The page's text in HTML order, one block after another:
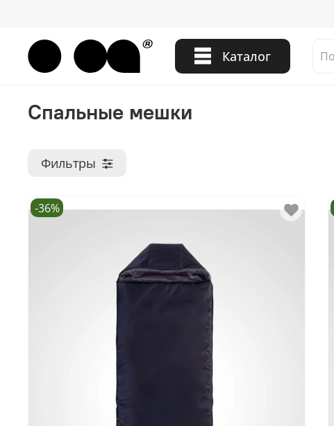
Каталог
Спальные мешки
Фильтры
-36%